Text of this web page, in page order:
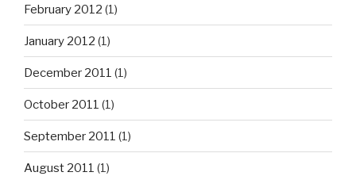
February 2012 (1)
January 2012 (1)
December 2011 (1)
October 2011 (1)
September 2011 (1)
August 2011 (1)